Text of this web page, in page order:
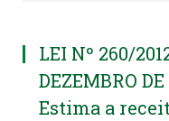
LEI Nº 260/
DEZEMBRO
Estima a